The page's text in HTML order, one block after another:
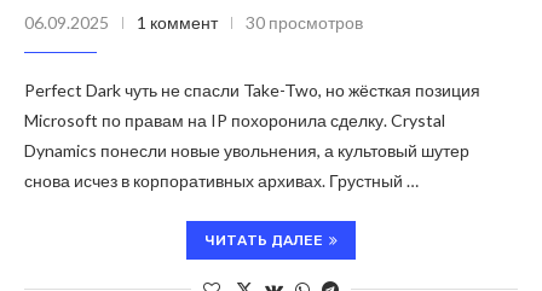
06.09.2025 1 коммент 30 просмотров
Perfect Dark чуть не спасли Take-Two, но жёсткая позиция
Microsoft по правам на IP похоронила сделку. Crystal
Dynamics понесли новые увольнения, а культовый шутер
снова исчез в корпоративных архивах. Грустный …
ЧИТАТЬ ДАЛЕЕ